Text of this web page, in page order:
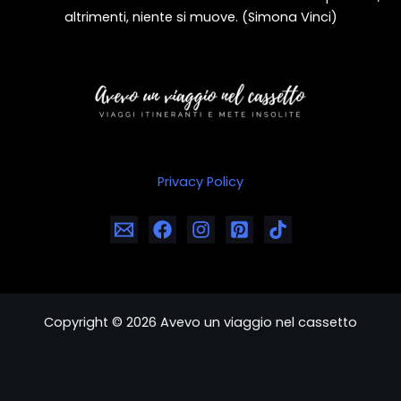
altrimenti, niente si muove. (Simona Vinci)
Privacy Policy
Copyright © 2026 Avevo un viaggio nel cassetto